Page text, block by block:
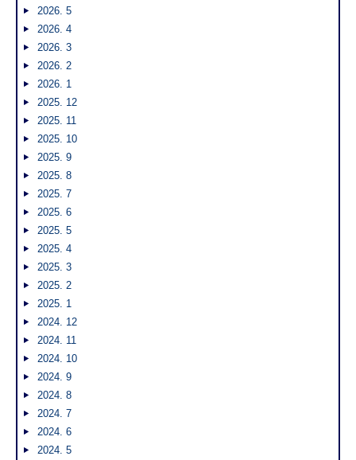
2026. 5
2026. 4
2026. 3
2026. 2
2026. 1
2025. 12
2025. 11
2025. 10
2025. 9
2025. 8
2025. 7
2025. 6
2025. 5
2025. 4
2025. 3
2025. 2
2025. 1
2024. 12
2024. 11
2024. 10
2024. 9
2024. 8
2024. 7
2024. 6
2024. 5